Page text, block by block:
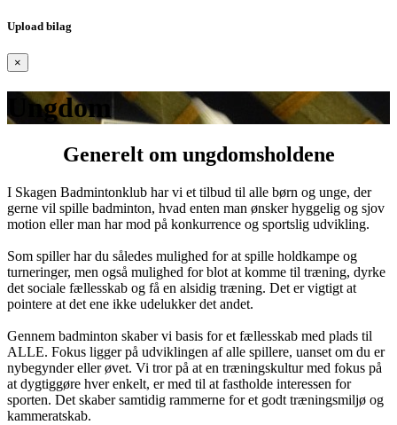
Upload bilag
×
Ungdom
Generelt om ungdomsholdene
I Skagen Badmintonklub har vi et tilbud til alle børn og unge, der
gerne vil spille badminton, hvad enten man ønsker hyggelig og sjov
motion eller man har mod på konkurrence og sportslig udvikling.
Som spiller har du således mulighed for at spille holdkampe og
turneringer, men også mulighed for blot at komme til træning, dyrke
det sociale fællesskab og få en alsidig træning. Det er vigtigt at
pointere at det ene ikke udelukker det andet.
Gennem badminton skaber vi basis for et fællesskab med plads til
ALLE. Fokus ligger på udviklingen af alle spillere, uanset om du er
nybegynder eller øvet. Vi tror på at en træningskultur med fokus på
at dygtiggøre hver enkelt, er med til at fastholde interessen for
sporten. Det skaber samtidig rammerne for et godt træningsmiljø og
kammeratskab.